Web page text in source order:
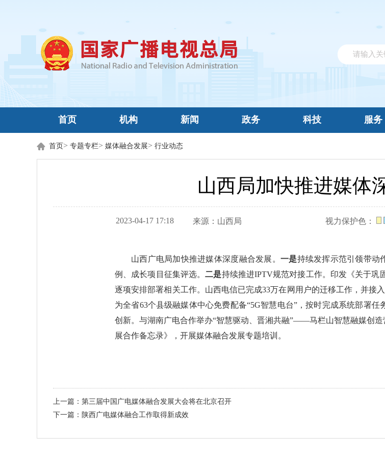
首页 机构 新闻 政务 科技 服务
首页> 专题专栏> 媒体融合发展> 行业动态
山西局加快推进媒体
2023-04-17 17:18 来源： 山西局 视力保护色：
山西广电局加快推进媒体深度融合发展。 一是持续发挥示范引领带动
例、成长项目征集评选。二是持续推进IPTV规范对接工作。印发《关于巩
逐项安排部署相关工作。山西电信已完成33万在网用户的迁移工作，并接入
为全省63个县级融媒体中心免费配备“5G智慧电台”，按时完成系统部署任
创新。与湖南广电合作举办“智慧驱动、晋湘共融”——马栏山智慧融媒创
展合作备忘录》，开展媒体融合发展专题培训。
上一篇：第三届中国广电媒体融合发展大会将在北京召开
下一篇：陕西广电媒体融合工作取得新成效